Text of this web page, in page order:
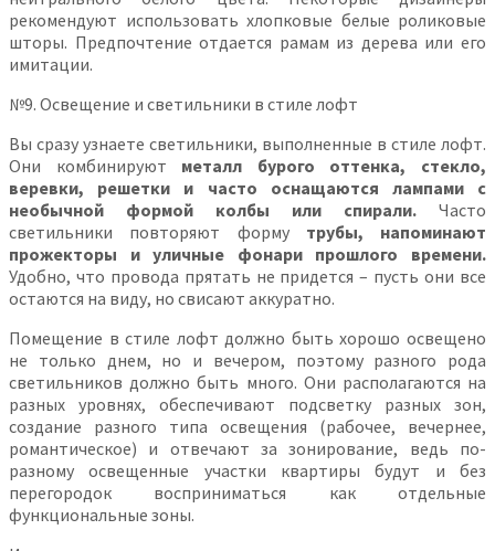
рекомендуют использовать хлопковые белые роликовые
шторы. Предпочтение отдается рамам из дерева или его
имитации.
№9. Освещение и светильники в стиле лофт
Вы сразу узнаете светильники, выполненные в стиле лофт.
Они комбинируют металл бурого оттенка, стекло,
веревки, решетки и часто оснащаются лампами с
необычной формой колбы или спирали. Часто
светильники повторяют форму трубы, напоминают
прожекторы и уличные фонари прошлого времени.
Удобно, что провода прятать не придется – пусть они все
остаются на виду, но свисают аккуратно.
Помещение в стиле лофт должно быть хорошо освещено
не только днем, но и вечером, поэтому разного рода
светильников должно быть много. Они располагаются на
разных уровнях, обеспечивают подсветку разных зон,
создание разного типа освещения (рабочее, вечернее,
романтическое) и отвечают за зонирование, ведь по-
разному освещенные участки квартиры будут и без
перегородок восприниматься как отдельные
функциональные зоны.